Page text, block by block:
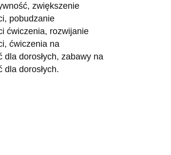
zwiększenie
pobudzanie
ćwiczenia, rozwijanie
ćwiczenia na
dla dorosłych, zabawy na
dla dorosłych.